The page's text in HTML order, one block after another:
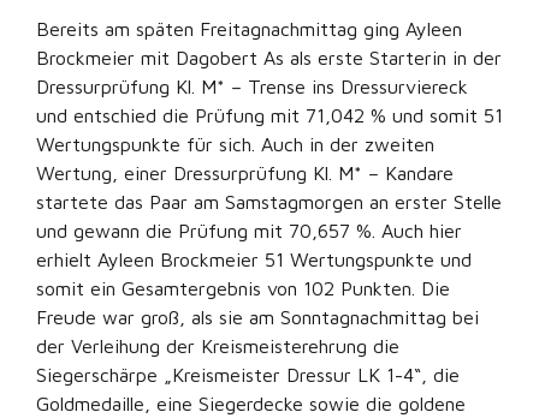
Bereits am späten Freitagnachmittag ging Ayleen
Brockmeier mit Dagobert As als erste Starterin in der
Dressurprüfung Kl. M* – Trense ins Dressurviereck
und entschied die Prüfung mit 71,042 % und somit 51
Wertungspunkte für sich. Auch in der zweiten
Wertung, einer Dressurprüfung Kl. M* – Kandare
startete das Paar am Samstagmorgen an erster Stelle
und gewann die Prüfung mit 70,657 %. Auch hier
erhielt Ayleen Brockmeier 51 Wertungspunkte und
somit ein Gesamtergebnis von 102 Punkten. Die
Freude war groß, als sie am Sonntagnachmittag bei
der Verleihung der Kreismeisterehrung die
Siegerschärpe „Kreismeister Dressur LK 1-4“, die
Goldmedaille, eine Siegerdecke sowie die goldene